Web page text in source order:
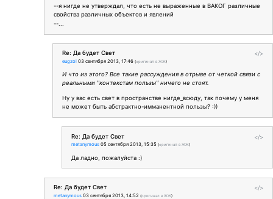
--я нигде не утверждал, что есть не выраженные в ВАКОГ различные
свойства различных объектов и явлений
--...
</>
Re: Да будет Свет
eugzol 03 сентября 2013, 17:46 (оригинал в ЖЖ)
И что из этого? Все такие рассуждения в отрыве от четкой связи с
реальными "контекстам пользы" ничего не стоят.
Ну у вас есть свет в пространстве нигде_всюду, так почему у меня
не может быть абстрактно-имманентной пользы? :))
</>
Re: Да будет Свет
metanymous 05 сентября 2013, 15:35 (оригинал в ЖЖ)
Да ладно, пожалуйста :)
</>
Re: Да будет Свет
metanymous 03 сентября 2013, 14:52 (оригинал в ЖЖ)